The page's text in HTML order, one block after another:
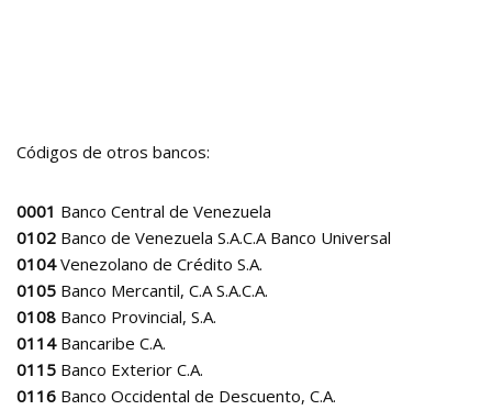
Códigos de otros bancos:
0001 Banco Central de Venezuela
0102 Banco de Venezuela S.A.C.A Banco Universal
0104Venezolano de Crédito S.A.
0105 Banco Mercantil, C.A S.A.C.A.
0108 Banco Provincial, S.A.
0114Bancaribe C.A.
0115 Banco Exterior C.A.
0116 Banco Occidental de Descuento, C.A.